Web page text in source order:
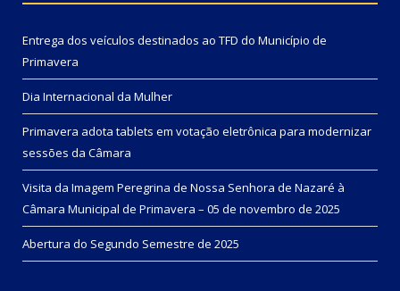
Entrega dos veículos destinados ao TFD do Município de
Primavera
Dia Internacional da Mulher
Primavera adota tablets em votação eletrônica para modernizar
sessões da Câmara
Visita da Imagem Peregrina de Nossa Senhora de Nazaré à
Câmara Municipal de Primavera – 05 de novembro de 2025
Abertura do Segundo Semestre de 2025